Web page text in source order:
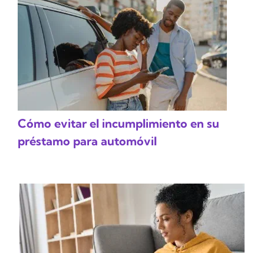
Cómo evitar el incumplimiento en su
préstamo para automóvil